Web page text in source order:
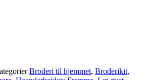
Broderi til hjemmet, Broderikit,